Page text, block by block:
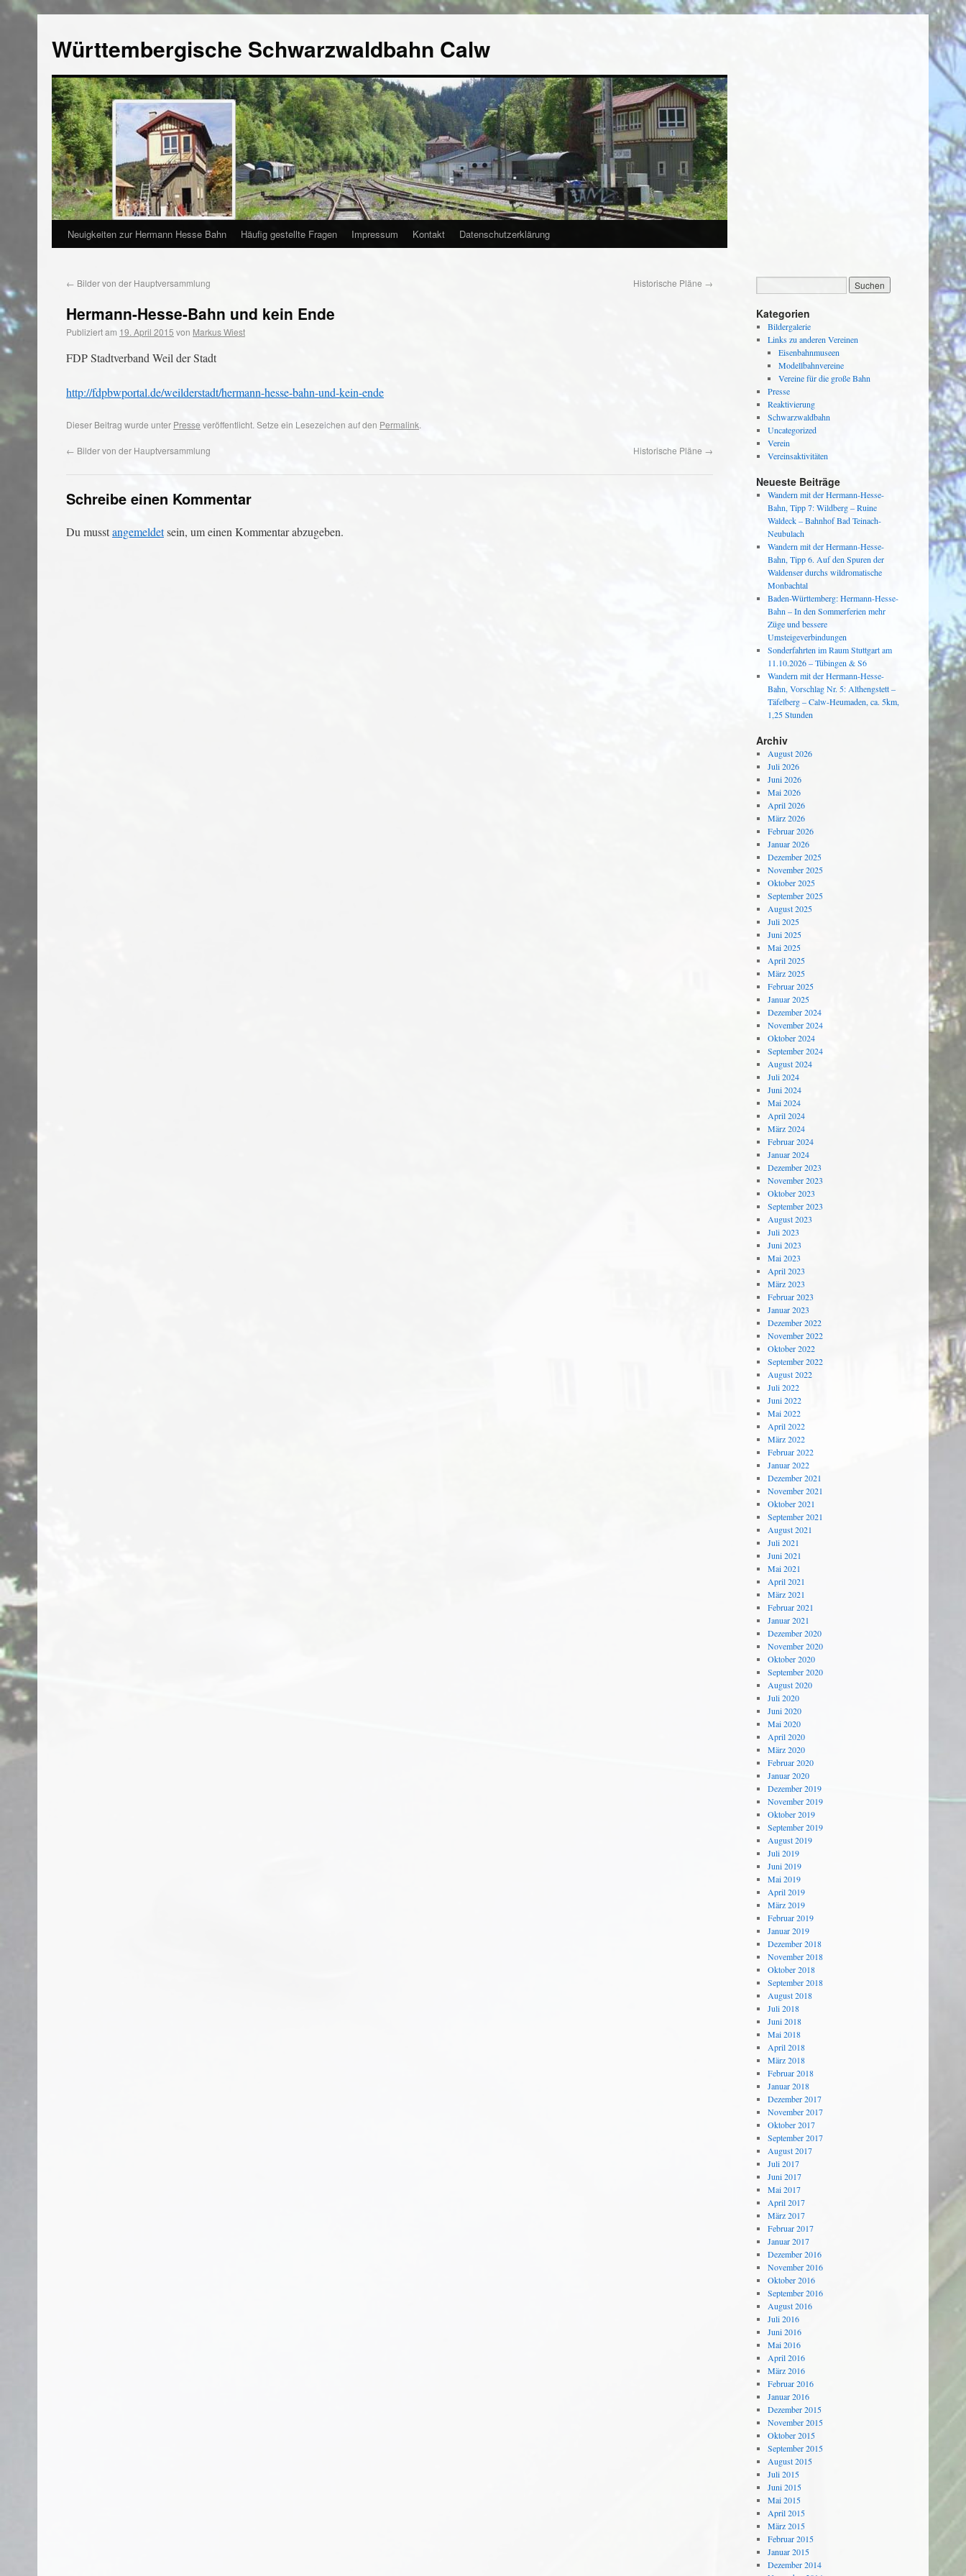
Württembergische Schwarzwaldbahn Calw
Neuigkeiten zur Hermann Hesse Bahn Häufig gestellte Fragen Impressum Kontakt Datenschutzerklärung
← Bilder von der Hauptversammlung Historische Pläne →
Hermann-Hesse-Bahn und kein Ende
Publiziert am 19. April 2015 von Markus Wiest
FDP Stadtverband Weil der Stadt
http://fdpbwportal.de/weilderstadt/hermann-hesse-bahn-und-kein-ende
Dieser Beitrag wurde unter Presse veröffentlicht. Setze ein Lesezeichen auf den Permalink.
← Bilder von der Hauptversammlung Historische Pläne →
Schreibe einen Kommentar
Du musstangemeldetsein, um einen Kommentar abzugeben.
Kategorien
Bildergalerie
Links zu anderen Vereinen
Eisenbahnmuseen
Modellbahnvereine
Vereine für die große Bahn
Presse
Reaktivierung
Schwarzwaldbahn
Uncategorized
Verein
Vereinsaktivitäten
Neueste Beiträge
Wandern mit der Hermann-Hesse-
Bahn, Tipp 7: Wildberg – Ruine
Waldeck – Bahnhof Bad Teinach-
Neubulach
Wandern mit der Hermann-Hesse-
Bahn, Tipp 6. Auf den Spuren der
Waldenser durchs wildromatische
Monbachtal
Baden-Württemberg: Hermann-Hesse-
Bahn – In den Sommerferien mehr
Züge und bessere
Umsteigeverbindungen
Sonderfahrten im Raum Stuttgart am
11.10.2026 – Tübingen & S6
Wandern mit der Hermann-Hesse-
Bahn, Vorschlag Nr. 5: Althengstett –
Täfelberg – Calw-Heumaden, ca. 5km,
1,25 Stunden
Archiv
August 2026
Juli 2026
Juni 2026
Mai 2026
April 2026
März 2026
Februar 2026
Januar 2026
Dezember 2025
November 2025
Oktober 2025
September 2025
August 2025
Juli 2025
Juni 2025
Mai 2025
April 2025
März 2025
Februar 2025
Januar 2025
Dezember 2024
November 2024
Oktober 2024
September 2024
August 2024
Juli 2024
Juni 2024
Mai 2024
April 2024
März 2024
Februar 2024
Januar 2024
Dezember 2023
November 2023
Oktober 2023
September 2023
August 2023
Juli 2023
Juni 2023
Mai 2023
April 2023
März 2023
Februar 2023
Januar 2023
Dezember 2022
November 2022
Oktober 2022
September 2022
August 2022
Juli 2022
Juni 2022
Mai 2022
April 2022
März 2022
Februar 2022
Januar 2022
Dezember 2021
November 2021
Oktober 2021
September 2021
August 2021
Juli 2021
Juni 2021
Mai 2021
April 2021
März 2021
Februar 2021
Januar 2021
Dezember 2020
November 2020
Oktober 2020
September 2020
August 2020
Juli 2020
Juni 2020
Mai 2020
April 2020
März 2020
Februar 2020
Januar 2020
Dezember 2019
November 2019
Oktober 2019
September 2019
August 2019
Juli 2019
Juni 2019
Mai 2019
April 2019
März 2019
Februar 2019
Januar 2019
Dezember 2018
November 2018
Oktober 2018
September 2018
August 2018
Juli 2018
Juni 2018
Mai 2018
April 2018
März 2018
Februar 2018
Januar 2018
Dezember 2017
November 2017
Oktober 2017
September 2017
August 2017
Juli 2017
Juni 2017
Mai 2017
April 2017
März 2017
Februar 2017
Januar 2017
Dezember 2016
November 2016
Oktober 2016
September 2016
August 2016
Juli 2016
Juni 2016
Mai 2016
April 2016
März 2016
Februar 2016
Januar 2016
Dezember 2015
November 2015
Oktober 2015
September 2015
August 2015
Juli 2015
Juni 2015
Mai 2015
April 2015
März 2015
Februar 2015
Januar 2015
Dezember 2014